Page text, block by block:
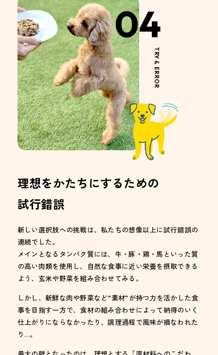
04
TRY & ERROR
理想をかたちにするための
試行錯誤
新しい選択肢への挑戦は、私たちの想像以上に試行錯誤の
連続でした。
メインとなるタンパク質には、牛・豚・鶏・馬といった質
の高い肉類を使用し、自然な食事に近い栄養を摂取できる
よう、玄米や野菜を組み合わせてみる。
しかし、新鮮な肉や野菜など“素材”が持つ力を活かした食
事を目指す一方で、食材の組み合わせによって納得のいく
仕上がりにならなかったり、調理過程で風味が損なわれた
り…。